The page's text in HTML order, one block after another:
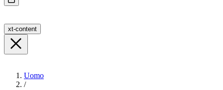
xt-content
Uomo
/